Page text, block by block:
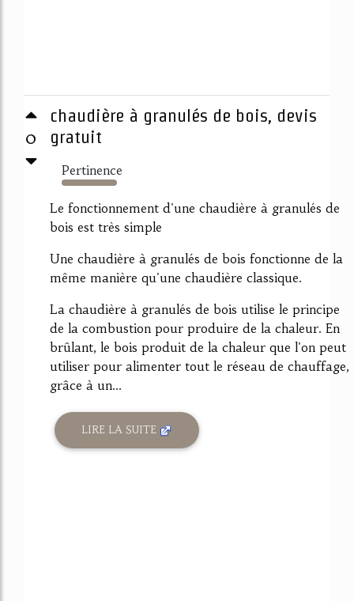
0
chaudière à granulés de bois, devis
gratuit
Pertinence
4252%
Le fonctionnement d'une chaudière à granulés de
bois est très simple
Une chaudière à granulés de bois fonctionne de la
même manière qu'une chaudière classique.
La chaudière à granulés de bois utilise le principe
de la combustion pour produire de la chaleur. En
brûlant, le bois produit de la chaleur que l'on peut
utiliser pour alimenter tout le réseau de chauffage,
grâce à un...
LIRE LA SUITE